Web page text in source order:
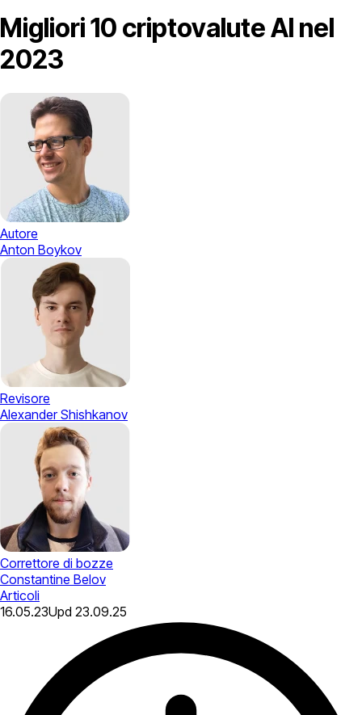
Migliori 10 criptovalute AI nel
2023
Autore
Anton Boykov
Revisore
Alexander Shishkanov
Correttore di bozze
Constantine Belov
Articoli
16.05.23Upd 23.09.25